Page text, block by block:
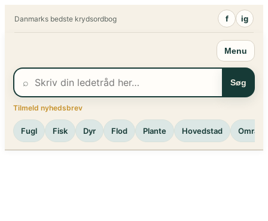
Danmarks bedste krydsordbog f ig
Menu
⌕ Søg
Tilmeld nyhedsbrev
Fugl Fisk Dyr Flod Plante Hovedstad Område